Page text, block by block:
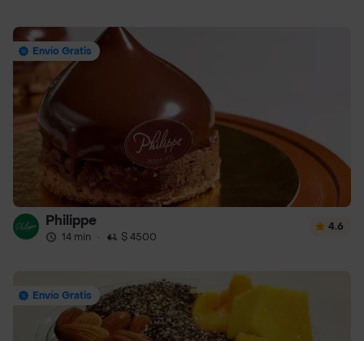
Envío Gratis
Philippe
14 min · $ 4500
4.6
Envío Gratis